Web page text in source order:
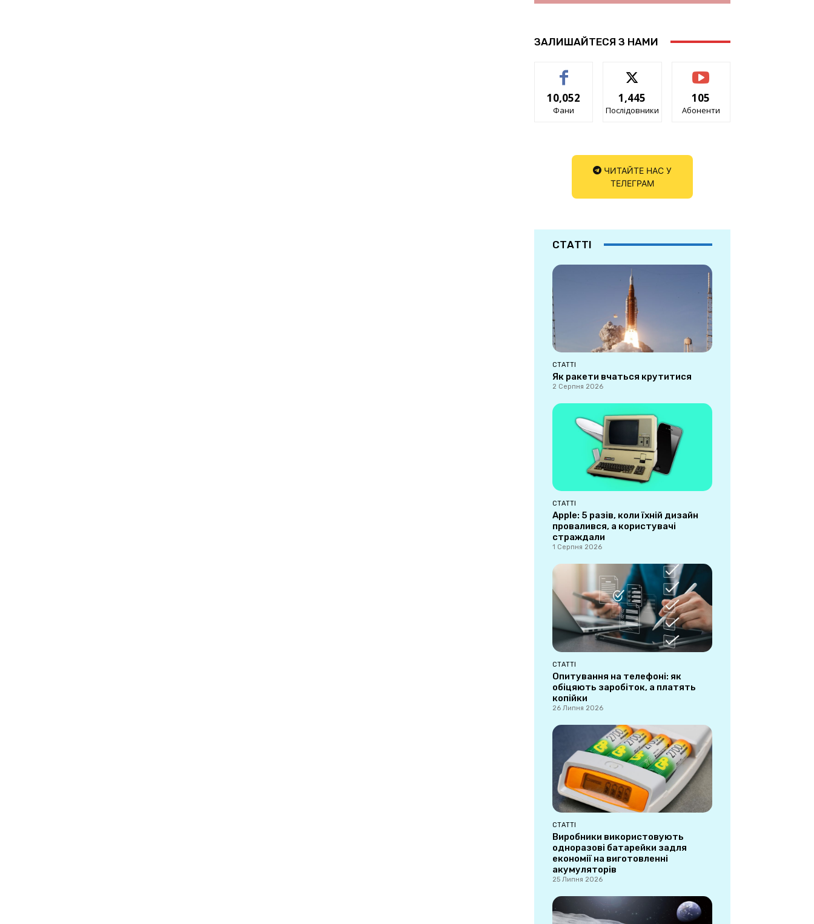
ЗАЛИШАЙТЕСЯ З НАМИ
10,052
Фани
1,445
Послідовники
105
Абоненти
ЧИТАЙТЕ НАС У
ТЕЛЕГРАМ
СТАТТІ
СТАТТІ
Як ракети вчаться крутитися
2 Серпня 2026
СТАТТІ
Apple: 5 разів, коли їхній дизайн
провалився, а користувачі
страждали
1 Серпня 2026
СТАТТІ
Опитування на телефоні: як
обіцяють заробіток, а платять
копійки
26 Липня 2026
СТАТТІ
Виробники використовують
одноразові батарейки задля
економії на виготовленні
акумуляторів
25 Липня 2026